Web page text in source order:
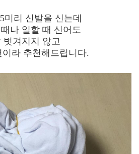
미리 신발을 신는데
나 일할 때 신어도
벗겨지지 않고
이라 추천해드립니다.